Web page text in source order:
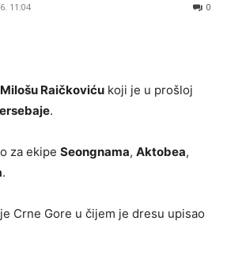
11:04 0
Milošu Raičkoviću koji je u prošloj
.
za ekipe Seongnama, Aktobea,
.
Crne Gore u čijem je dresu upisao